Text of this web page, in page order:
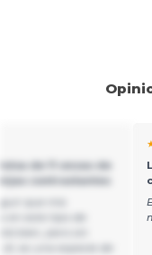
de 11 onzas de
contrastantes